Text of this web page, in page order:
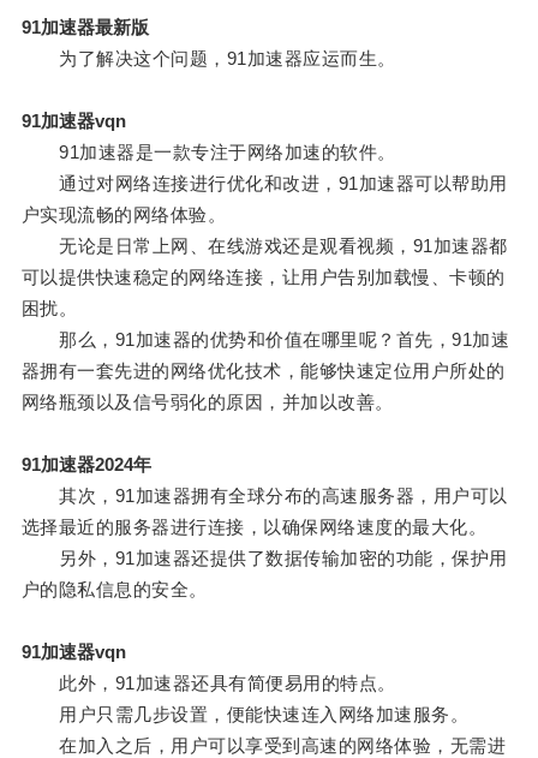
91加速器最新版
为了解决这个问题，91加速器应运而生。
91加速器vqn
91加速器是一款专注于网络加速的软件。
通过对网络连接进行优化和改进，91加速器可以帮助用
户实现流畅的网络体验。
无论是日常上网、在线游戏还是观看视频，91加速器都
可以提供快速稳定的网络连接，让用户告别加载慢、卡顿的
困扰。
那么，91加速器的优势和价值在哪里呢？首先，91加速
器拥有一套先进的网络优化技术，能够快速定位用户所处的
网络瓶颈以及信号弱化的原因，并加以改善。
91加速器2024年
其次，91加速器拥有全球分布的高速服务器，用户可以
选择最近的服务器进行连接，以确保网络速度的最大化。
另外，91加速器还提供了数据传输加密的功能，保护用
户的隐私信息的安全。
91加速器vqn
此外，91加速器还具有简便易用的特点。
用户只需几步设置，便能快速连入网络加速服务。
在加入之后，用户可以享受到高速的网络体验，无需进